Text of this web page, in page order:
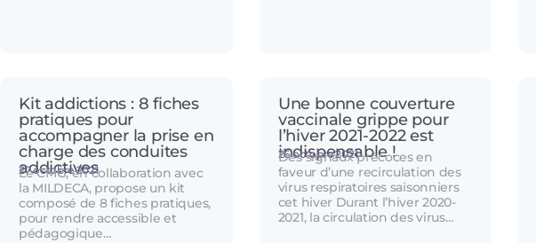
Kit addictions : 8 fiches
pratiques pour
accompagner la prise en
charge des conduites
addictives
27 octobre 2021
Le CMG, en collaboration avec
la MILDECA, propose un kit
composé de 8 fiches pratiques,
pour rendre accessible et
pédagogique…
Une bonne couverture
vaccinale grippe pour
l’hiver 2021-2022 est
indispensable !
26 octobre 2021
Des signaux précoces en
faveur d’une recirculation des
virus respiratoires saisonniers
cet hiver Durant l’hiver 2020-
2021, la circulation des virus…